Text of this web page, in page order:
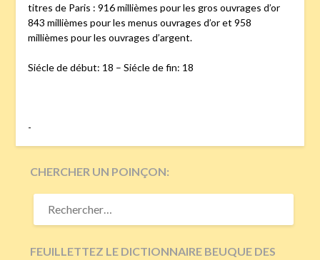
titres de Paris : 916 millièmes pour les gros ouvrages d’or
843 millièmes pour les menus ouvrages d’or et 958
millièmes pour les ouvrages d’argent.
Siécle de début: 18 – Siécle de fin: 18
-
CHERCHER UN POINÇON:
RECHERCHER :
FEUILLETTEZ LE DICTIONNAIRE BEUQUE DES